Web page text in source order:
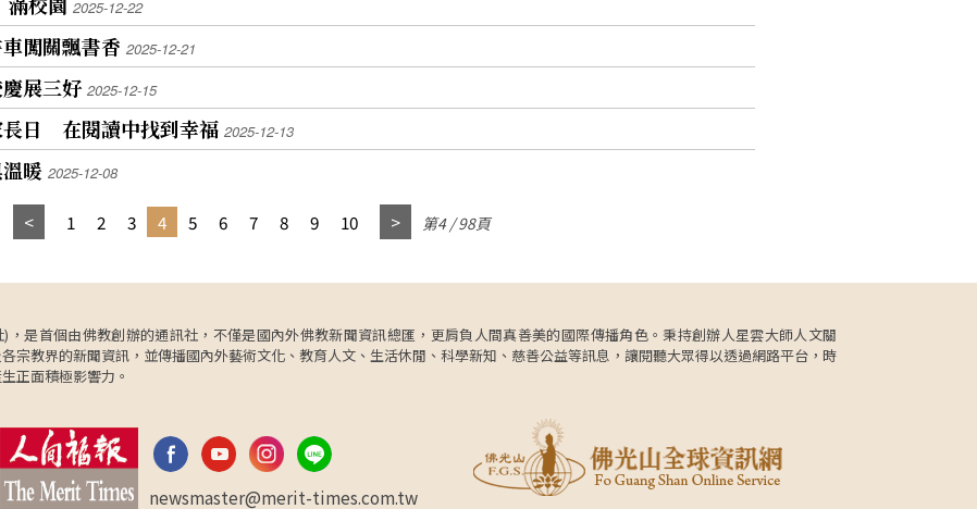
2025-12-22
闖關飄書香 2025-12-21
展三好 2025-12-15
長日 在閱讀中找到幸福 2025-12-13
暖 2025-12-08
1 2 3 4 5 6 7 8 9 10 第4 / 98頁
是首個由佛教創辦的通訊社，不僅是國內外佛教新聞資訊總匯，更肩負人間真善美的國際傳播角色。秉持創辦人星雲大師人文關
宗教界的新聞資訊，並傳播國內外藝術文化、教育人文、生活休閒、科學新知、慈善公益等訊息，讓閱聽大眾得以透過網路平台，時
正面積極影響力。
newsmaster@merit-times.com.tw